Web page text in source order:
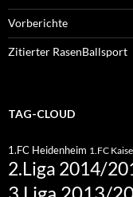
Vorberichte
Zitierter RasenBallsport
TAG-CLOUD
1.FC Heidenheim 1.FC
2.Liga 2014/